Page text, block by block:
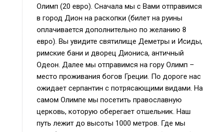
Олимп (20 евро). Сначала мы с Вами отправимся
в город Дион на раскопки (билет на руины
оплачивается дополнительно по желанию 8
евро). Вы увидите святилище Деметры и Исиды,
римские бани и дворец Диониса, античный
Одеон. Далее мы отправимся на гору Олимп –
место проживания богов Греции. По дороге нас
ожидает серпантин с потрясающими видами. На
самом Олимпе мы посетить православную
церковь, которую оберегает отшельник. Наш
путь лежит до высоты 1000 метров. Где мы